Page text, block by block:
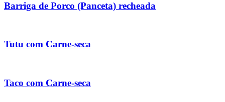
Barriga de Porco (Panceta) recheada
Tutu com Carne-seca
Taco com Carne-seca